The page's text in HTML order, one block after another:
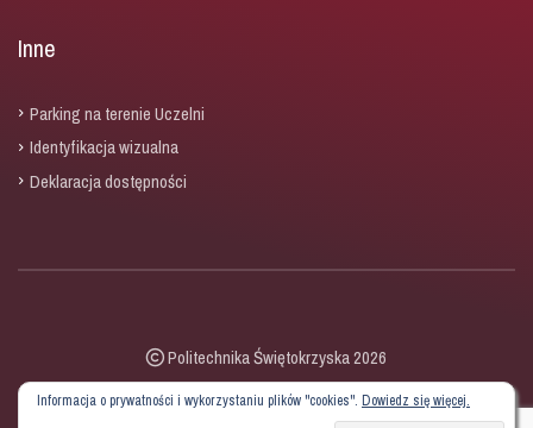
Inne
Parking na terenie Uczelni
Identyfikacja wizualna
Deklaracja dostępności
Politechnika Świętokrzyska 2026
Informacja o prywatności i wykorzystaniu plików "cookies". Dowiedz się więcej.